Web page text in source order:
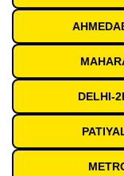
DELHI-